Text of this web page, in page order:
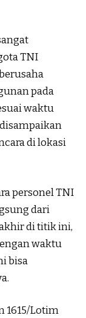
TNI
pada
waktu
di lokasi
personel TNI
dari
di titik ini,
waktu
bisa
1615/Lotim